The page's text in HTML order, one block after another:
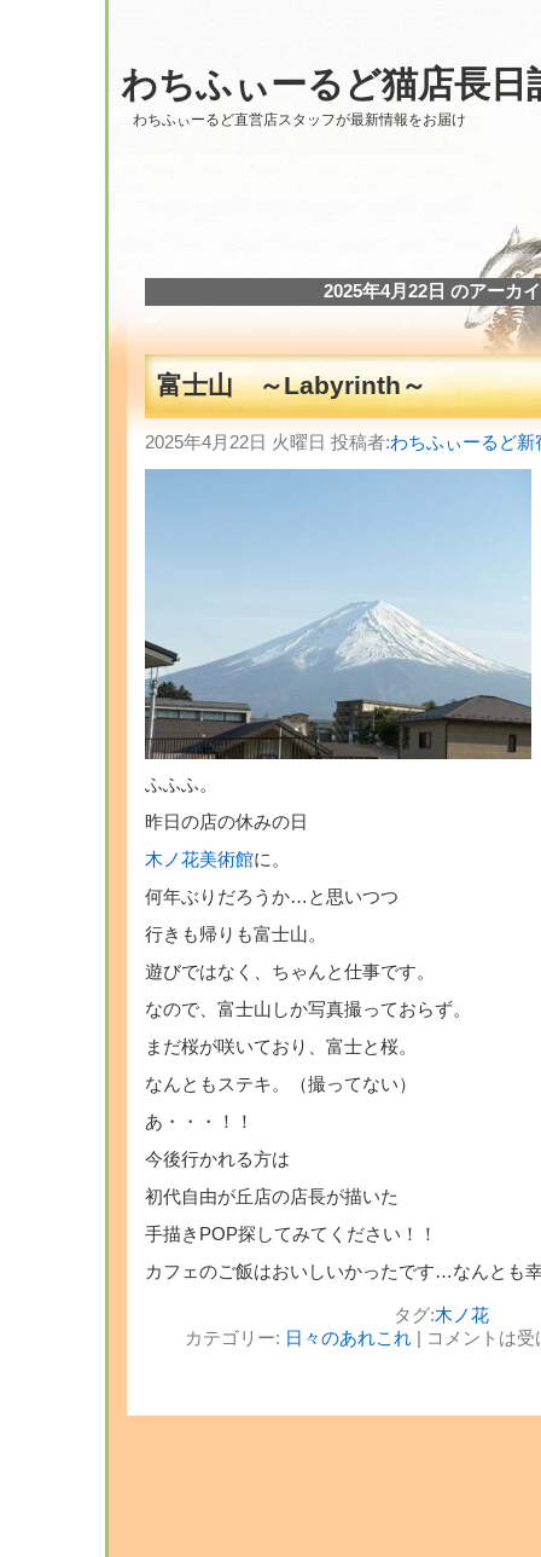
わちふぃーるど猫店長日
わちふぃーるど直営店スタッフが最新情報をお届け
2025年4月22日 のアーカ
富士山 ～Labyrinth～
2025年4月22日 火曜日 投稿者:わちふぃーるど
ふふふ。
昨日の店の休みの日
木ノ花美術館に。
何年ぶりだろうか…と思いつつ
行きも帰りも富士山。
遊びではなく、ちゃんと仕事です。
なので、富士山しか写真撮っておらず。
まだ桜が咲いており、富士と桜。
なんともステキ。（撮ってない）
あ・・・！！
今後行かれる方は
初代自由が丘店の店長が描いた
手描きPOP探してみてください！！
カフェのご飯はおいしいかったです…なんとも
タグ:木ノ花
カテゴリー: 日々のあれこれ| コメントは